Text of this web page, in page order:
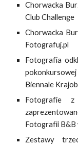
Chorwacka
Club Challenge
Chorwacka
Fotografuj.pl
Fotografia
Biennale
Fotografie
Fotografii B&B
Zestawy